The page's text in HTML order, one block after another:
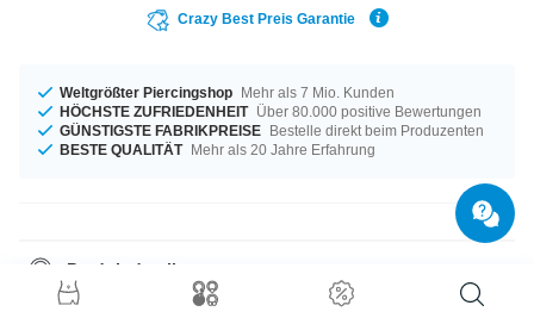
Crazy Best Preis Garantie
Weltgrößter Piercingshop Mehr als 7 Mio. Kunden
HÖCHSTE ZUFRIEDENHEIT Über 80.000 positive Bewertungen
GÜNSTIGSTE FABRIKPREISE Bestelle direkt beim Produzenten
BESTE QUALITÄT Mehr als 20 Jahre Erfahrung
Produktdetails
Dein Lieblingsmotiv zum Anstecken: schicke Buttons mit Anstecknadel.